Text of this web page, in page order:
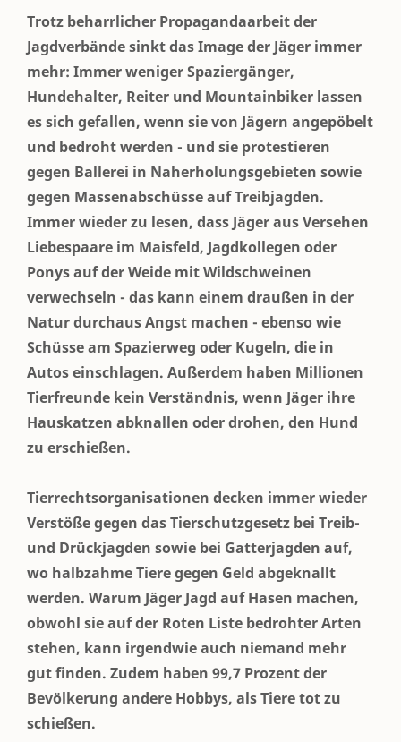
Trotz beharrlicher Propagandaarbeit der
Jagdverbände sinkt das Image der Jäger immer
mehr: Immer weniger Spaziergänger,
Hundehalter, Reiter und Mountainbiker lassen
es sich gefallen, wenn sie von Jägern angepöbelt
und bedroht werden - und sie protestieren
gegen Ballerei in Naherholungsgebieten sowie
gegen Massenabschüsse auf Treibjagden.
Immer wieder zu lesen, dass Jäger aus Versehen
Liebespaare im Maisfeld, Jagdkollegen oder
Ponys auf der Weide mit Wildschweinen
verwechseln - das kann einem draußen in der
Natur durchaus Angst machen - ebenso wie
Schüsse am Spazierweg oder Kugeln, die in
Autos einschlagen. Außerdem haben Millionen
Tierfreunde kein Verständnis, wenn Jäger ihre
Hauskatzen abknallen oder drohen, den Hund
zu erschießen.
Tierrechtsorganisationen decken immer wieder
Verstöße gegen das Tierschutzgesetz bei Treib-
und Drückjagden sowie bei Gatterjagden auf,
wo halbzahme Tiere gegen Geld abgeknallt
werden. Warum Jäger Jagd auf Hasen machen,
obwohl sie auf der Roten Liste bedrohter Arten
stehen, kann irgendwie auch niemand mehr
gut finden. Zudem haben 99,7 Prozent der
Bevölkerung andere Hobbys, als Tiere tot zu
schießen.